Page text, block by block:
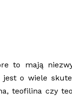
to mają
o wiele
teofilina czy